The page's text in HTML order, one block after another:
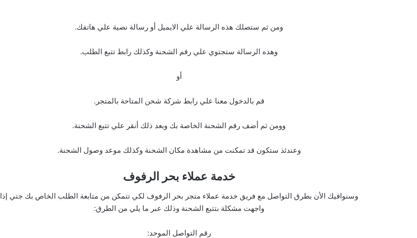
ومن ثم ستصلك هذه الرسالة علي الايميل أو رسالة نصية علي هاتفك.
وهذه الرسالة ستجتوي علي رقم الشحنة وكذلك رابط تتبع الطلب.
أو
قم بالدخول معنا علي رابط شركة شحن المتاحة بالمتجر.
وومن ثم أضف رقم الشحنة الخاصة بك وبعد ذلك أنقر علي تتبع الشحنة.
وعندئذ ستكون قد تمكنت من مشاهدة مكان الشحنة وكذلك موعد وصول الشحنة.
خدمة عملاءبحر الرفوف
وسنوافيك الأن بطرق التواصل مع فريق خدمة عملاء متجر بحر الرفوف لكي تتمكن من متابعة الطلب الخاص بك جتي إذا
واجهت مشكلة بتتبع الشحنة وذلك عبر ما يلي من الطرق:
رقم التواصل الموحد: